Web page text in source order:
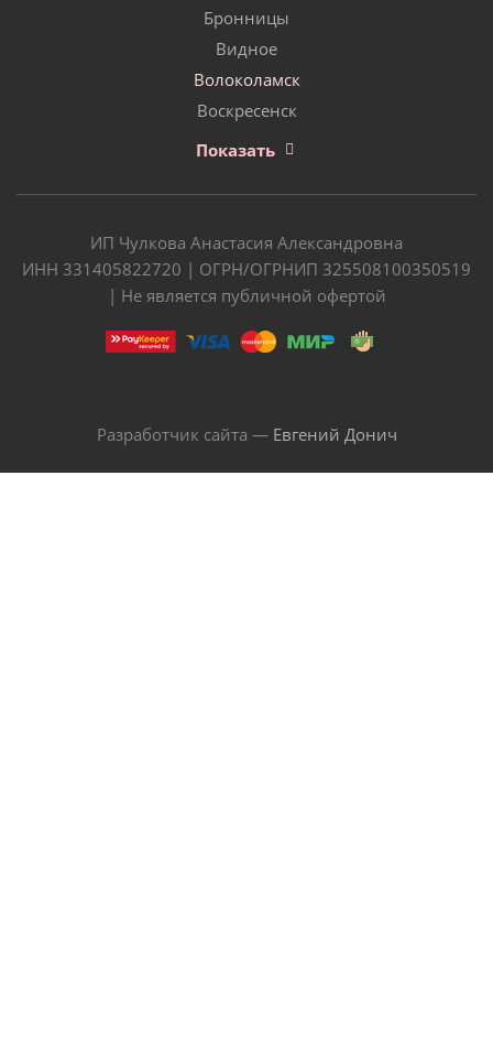
Бронницы
Видное
Волоколамск
Воскресенск
Показать
ИП Чулкова Анастасия Александровна
ИНН 331405822720 | ОГРН/ОГРНИП 325508100350519
| Не является публичной офертой
Разработчик сайта — Евгений Донич